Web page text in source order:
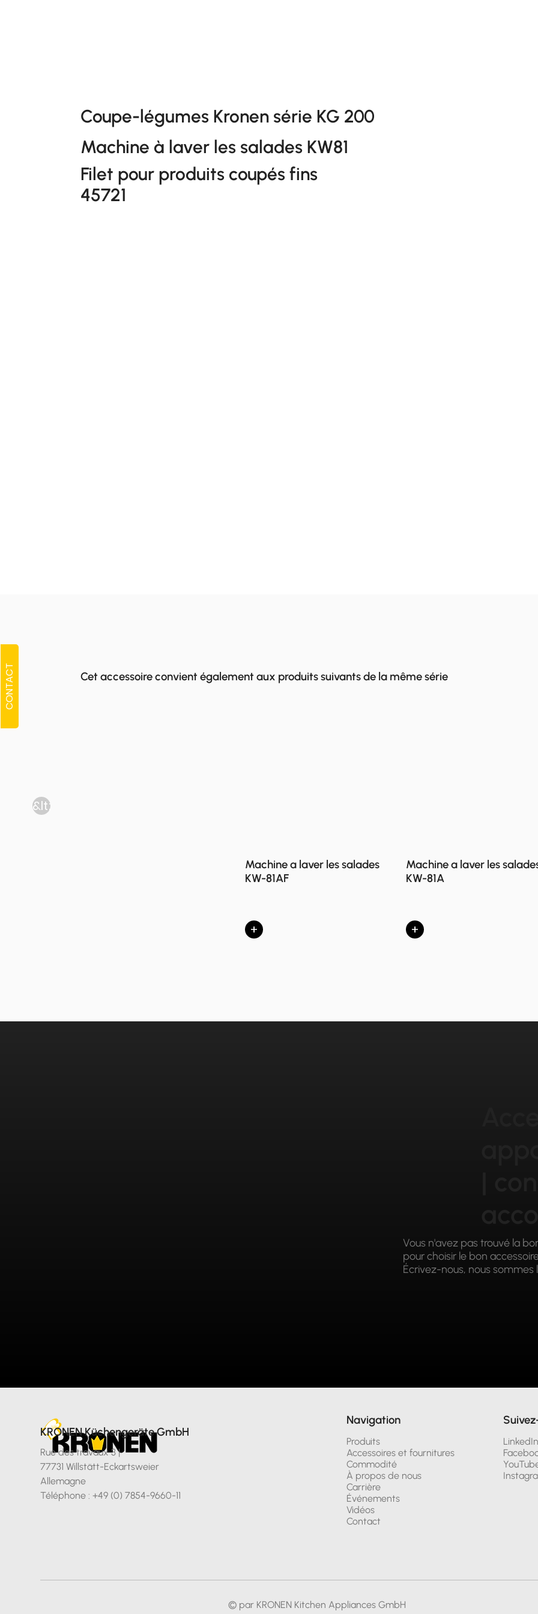
Coupe-légumes Kronen série KG 200
Machine à laver les salades KW81
Filet pour produits coupés fins
45721
&lt;
Cet accessoire convient également aux produits suivants de la même série
Machine a laver les salades
KW-81AF
+
Machine a laver les
KW-81A
+
Vous n'avez pas trouvé la
pour choisir le bon
Écrivez-nous, nous sommes
© par KRONEN Kitchen Appliances GmbH
KRONEN Küchengeräte GmbH
Rue des travaux 3 |
77731 Willstätt-Eckartsweier
Allemagne
Téléphone : +49 (0) 7854-9660-11
Navigation
Produits
Accessoires et fournitures
Commodité
À propos de nous
Carrière
Événements
Vidéos
Contact
LinkedIn
CONTACT